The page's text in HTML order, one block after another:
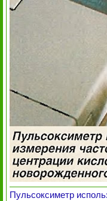
Пульсоксиметр